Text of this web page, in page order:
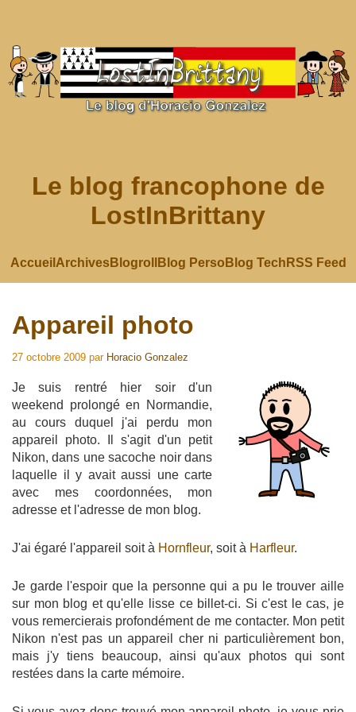
Le blog francophone de
LostInBrittany
Accueil ArchivesBlogroll Blog Perso Blog Tech RSS Feed
Appareil photo
27 octobre 2009 par Horacio Gonzalez
Je suis rentré hier soir d'un
weekend prolongé en Normandie,
au cours duquel j'ai perdu mon
appareil photo. Il s'agit d'un petit
Nikon, dans une sacoche noir dans
laquelle il y avait aussi une carte
avec mes coordonnées, mon
adresse et l'adresse de mon blog.
J'ai égaré l'appareil soit à Hornfleur, soit à Harfleur.
Je garde l'espoir que la personne qui a pu le trouver aille
sur mon blog et qu'elle lisse ce billet-ci. Si c'est le cas, je
vous remercierais profondément de me contacter. Mon petit
Nikon n'est pas un appareil cher ni particulièrement bon,
mais j'y tiens beaucoup, ainsi qu'aux photos qui sont
restées dans la carte mémoire.